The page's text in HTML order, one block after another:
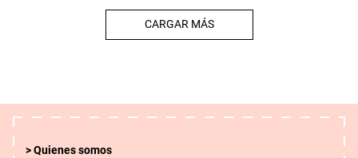
CARGAR MÁS
Quienes somos